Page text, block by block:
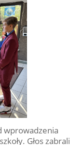
wprowadzenia
Głos zabrali